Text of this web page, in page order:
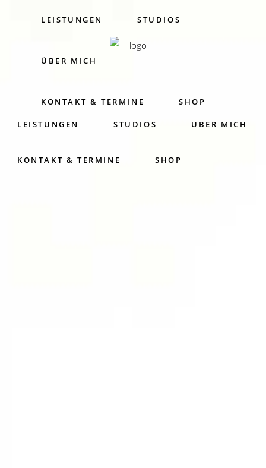
LEISTUNGEN STUDIOS ÜBER MICH
KONTAKT & TERMINE SHOP
LEISTUNGEN STUDIOS
ÜBER MICH
KONTAKT & TERMINE SHOP